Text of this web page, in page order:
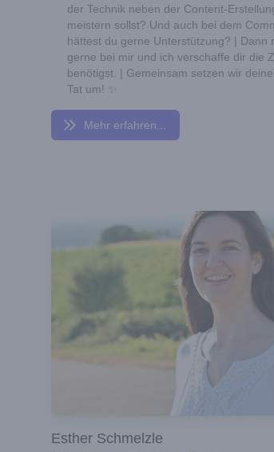
der Technik neben der Content-
meistern sollst? Und auch bei dem
hättest du gerne Unterstützung? | Dann
gerne bei mir und ich verschaffe dir die
benötigst. | Gemeinsam setzen wir
Tat um! ✨
Mehr erfahren...
Esther Schmelzle